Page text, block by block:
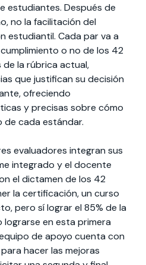
estudiantes. Después de
no la facilitación del
estudiantil. Cada par va a
o no de los 42
la rúbrica actual,
que justifican su decisión
ofreciendo
y precisas sobre cómo
de cada estándar.
evaluadores integran sus
integrado y el docente
el dictamen de los 42
la certificación, un curso
pero sí lograr el 85% de la
en esta primera
de apoyo cuenta con
hacer las mejoras